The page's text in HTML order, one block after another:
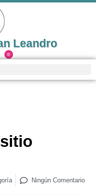
Leandro
Ningún Comentario